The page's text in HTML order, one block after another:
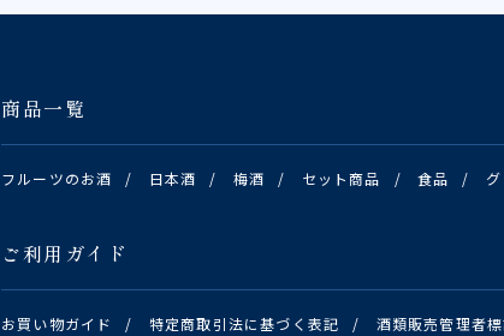
商品一覧
フルーツのお酒 / 日本酒 / 梅酒 / セット商品 / 食品 /
ご利用ガイド
お買い物ガイド / 特定商取引法に基づく表記 / 酒類販売管理者